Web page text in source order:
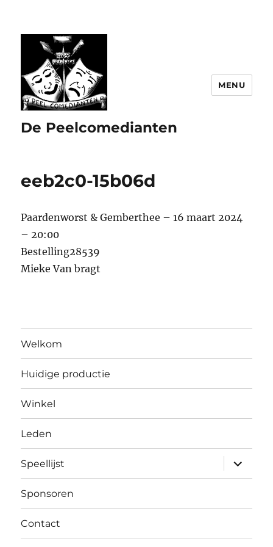
De Peelcomedianten
MENU
eeb2c0-15b06d
Paardenworst & Gemberthee – 16 maart 2024
– 20:00
Bestelling28539
Mieke Van bragt
Welkom
Huidige productie
Winkel
Leden
Speellijst
Sponsoren
Contact